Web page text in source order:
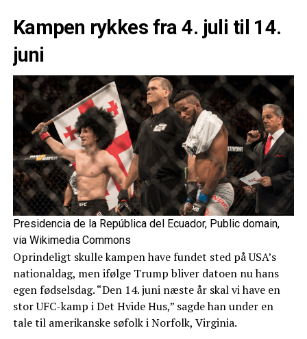
Kampen rykkes fra 4. juli til 14.
juni
Presidencia de la República del Ecuador, Public domain,
via Wikimedia Commons
Oprindeligt skulle kampen have fundet sted på USA’s
nationaldag, men ifølge Trump bliver datoen nu hans
egen fødselsdag. “Den 14. juni næste år skal vi have en
stor UFC-kamp i Det Hvide Hus,” sagde han under en
tale til amerikanske søfolk i Norfolk, Virginia.